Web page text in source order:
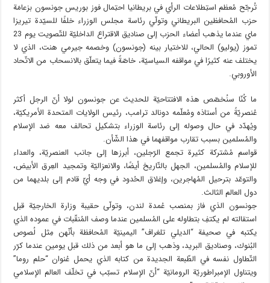
تُرجّح مُعظم استِطلاعات الرأي في بريطانيا احتِمال فوز بوريس جونسون بزعامَة
حزب المُحافظين البريطاني وتولّي رئاسة مجلس الوزراء خلفًا للسيّدة تيريزا
ماي عندما يذهب أعضاء الحزب إلى صناديق الاقتراع الداخليّة للتّصويت يوم 23
تموز (يوليو) الحالي، للاختيار بينه (جونسون) وخصمه جيرمي هنت، الذي لا
يختلف عنه كثيرًا في مواقفه السياسيّة، خاصّةً فيما يتعلّق بالانسحاب من الاتّحاد
الأوروبي.
ما كُنّا سنُخصّص هذه الافتتاحيّة للحديث عن جونسون لولا أنّ الرجل أكثر
عُنصريّةً من أستاذه ومُعلّمه دونالد ترامب، رئيس الولايات المتحدة الأمريكيّة،
ويُهدّد في حال وصوله إلى رئاسة الوزراء بتشكيل تحالف معه ضد الإسلام
والمُسلمين بسبب تقارب مواقفهما في هذا الشّأن.
قواسم مُشتركة كثيرة تجمع الرّجلين، أبرزها إلى جانب العنصريّة، والعداء
للإسلام والمُسلمين، الجهل بالتّاريخ أيضًا، والانعزاليّة وتمجيد العِرق الأبيض،
والتوعّد بترحيل المُهاجرين، وإغلاق الحُدود في وجه أيّ قادم إلى بلديهما من
دول العالم الثالث.
جونسون الذي فاز بمنصب عُمدة لندن، وتولّى حقيبة وزارة الخارجيّة قبل
استقالته لم يكتفِ بتطاوله على المُسلمين عندما وصف المُنقّبات في عموده الذي
يكتبه في صحيفة “الديلي تلغراف” اليمينيّة المُحافظة بأنّهن مِثل لُصوص
البُنوك، وصناديق البريد، وذهب إلى ما هو أبعد من ذلك قبل يومين عندما كرّر
التّطاول نفسه في الطّبعة الجديدة من كتابه الذي يحمل عُنوان “حلم روما”
ويتناول الإمبراطوريّة الرومانيّة “أنّ الإسلام تسبّب في تخلّف العالم الإسلامي